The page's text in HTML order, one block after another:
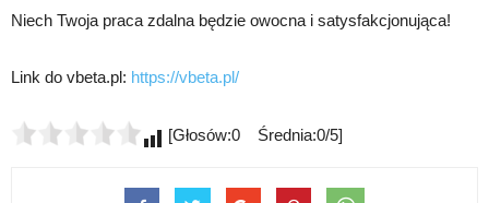
Niech Twoja praca zdalna będzie owocna i satysfakcjonująca!
Link do vbeta.pl: https://vbeta.pl/
[Głosów:0 Średnia:0/5]